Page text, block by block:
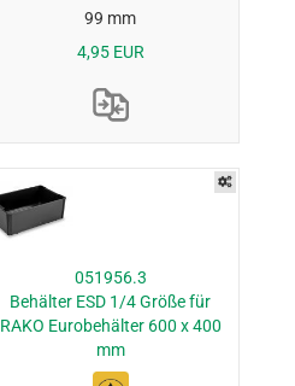
99 mm
4,95 EUR
051956.3
Behälter ESD 1/4 Größe für
RAKO Eurobehälter 600 x 400
mm